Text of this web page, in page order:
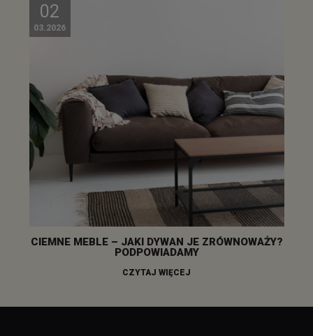
02
03.2026
CIEMNE MEBLE – JAKI DYWAN JE ZRÓWNOWAŻY?
PODPOWIADAMY
CZYTAJ WIĘCEJ